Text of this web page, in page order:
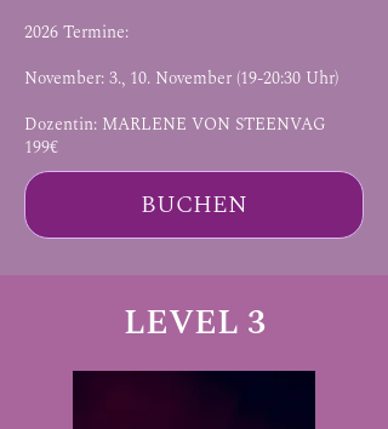
2026 Termine:
November: 3., 10. November (19-20:30 Uhr)
Dozentin: MARLENE VON STEENVAG
199€
BUCHEN
LEVEL 3